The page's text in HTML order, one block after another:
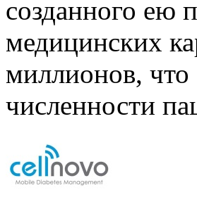
созданного ею
медицинских
миллионов, что
численности